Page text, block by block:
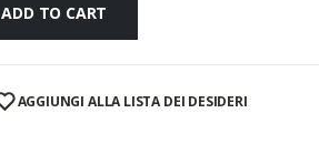
ADD TO CART
AGGIUNGI ALLA LISTA DEI DESIDERI